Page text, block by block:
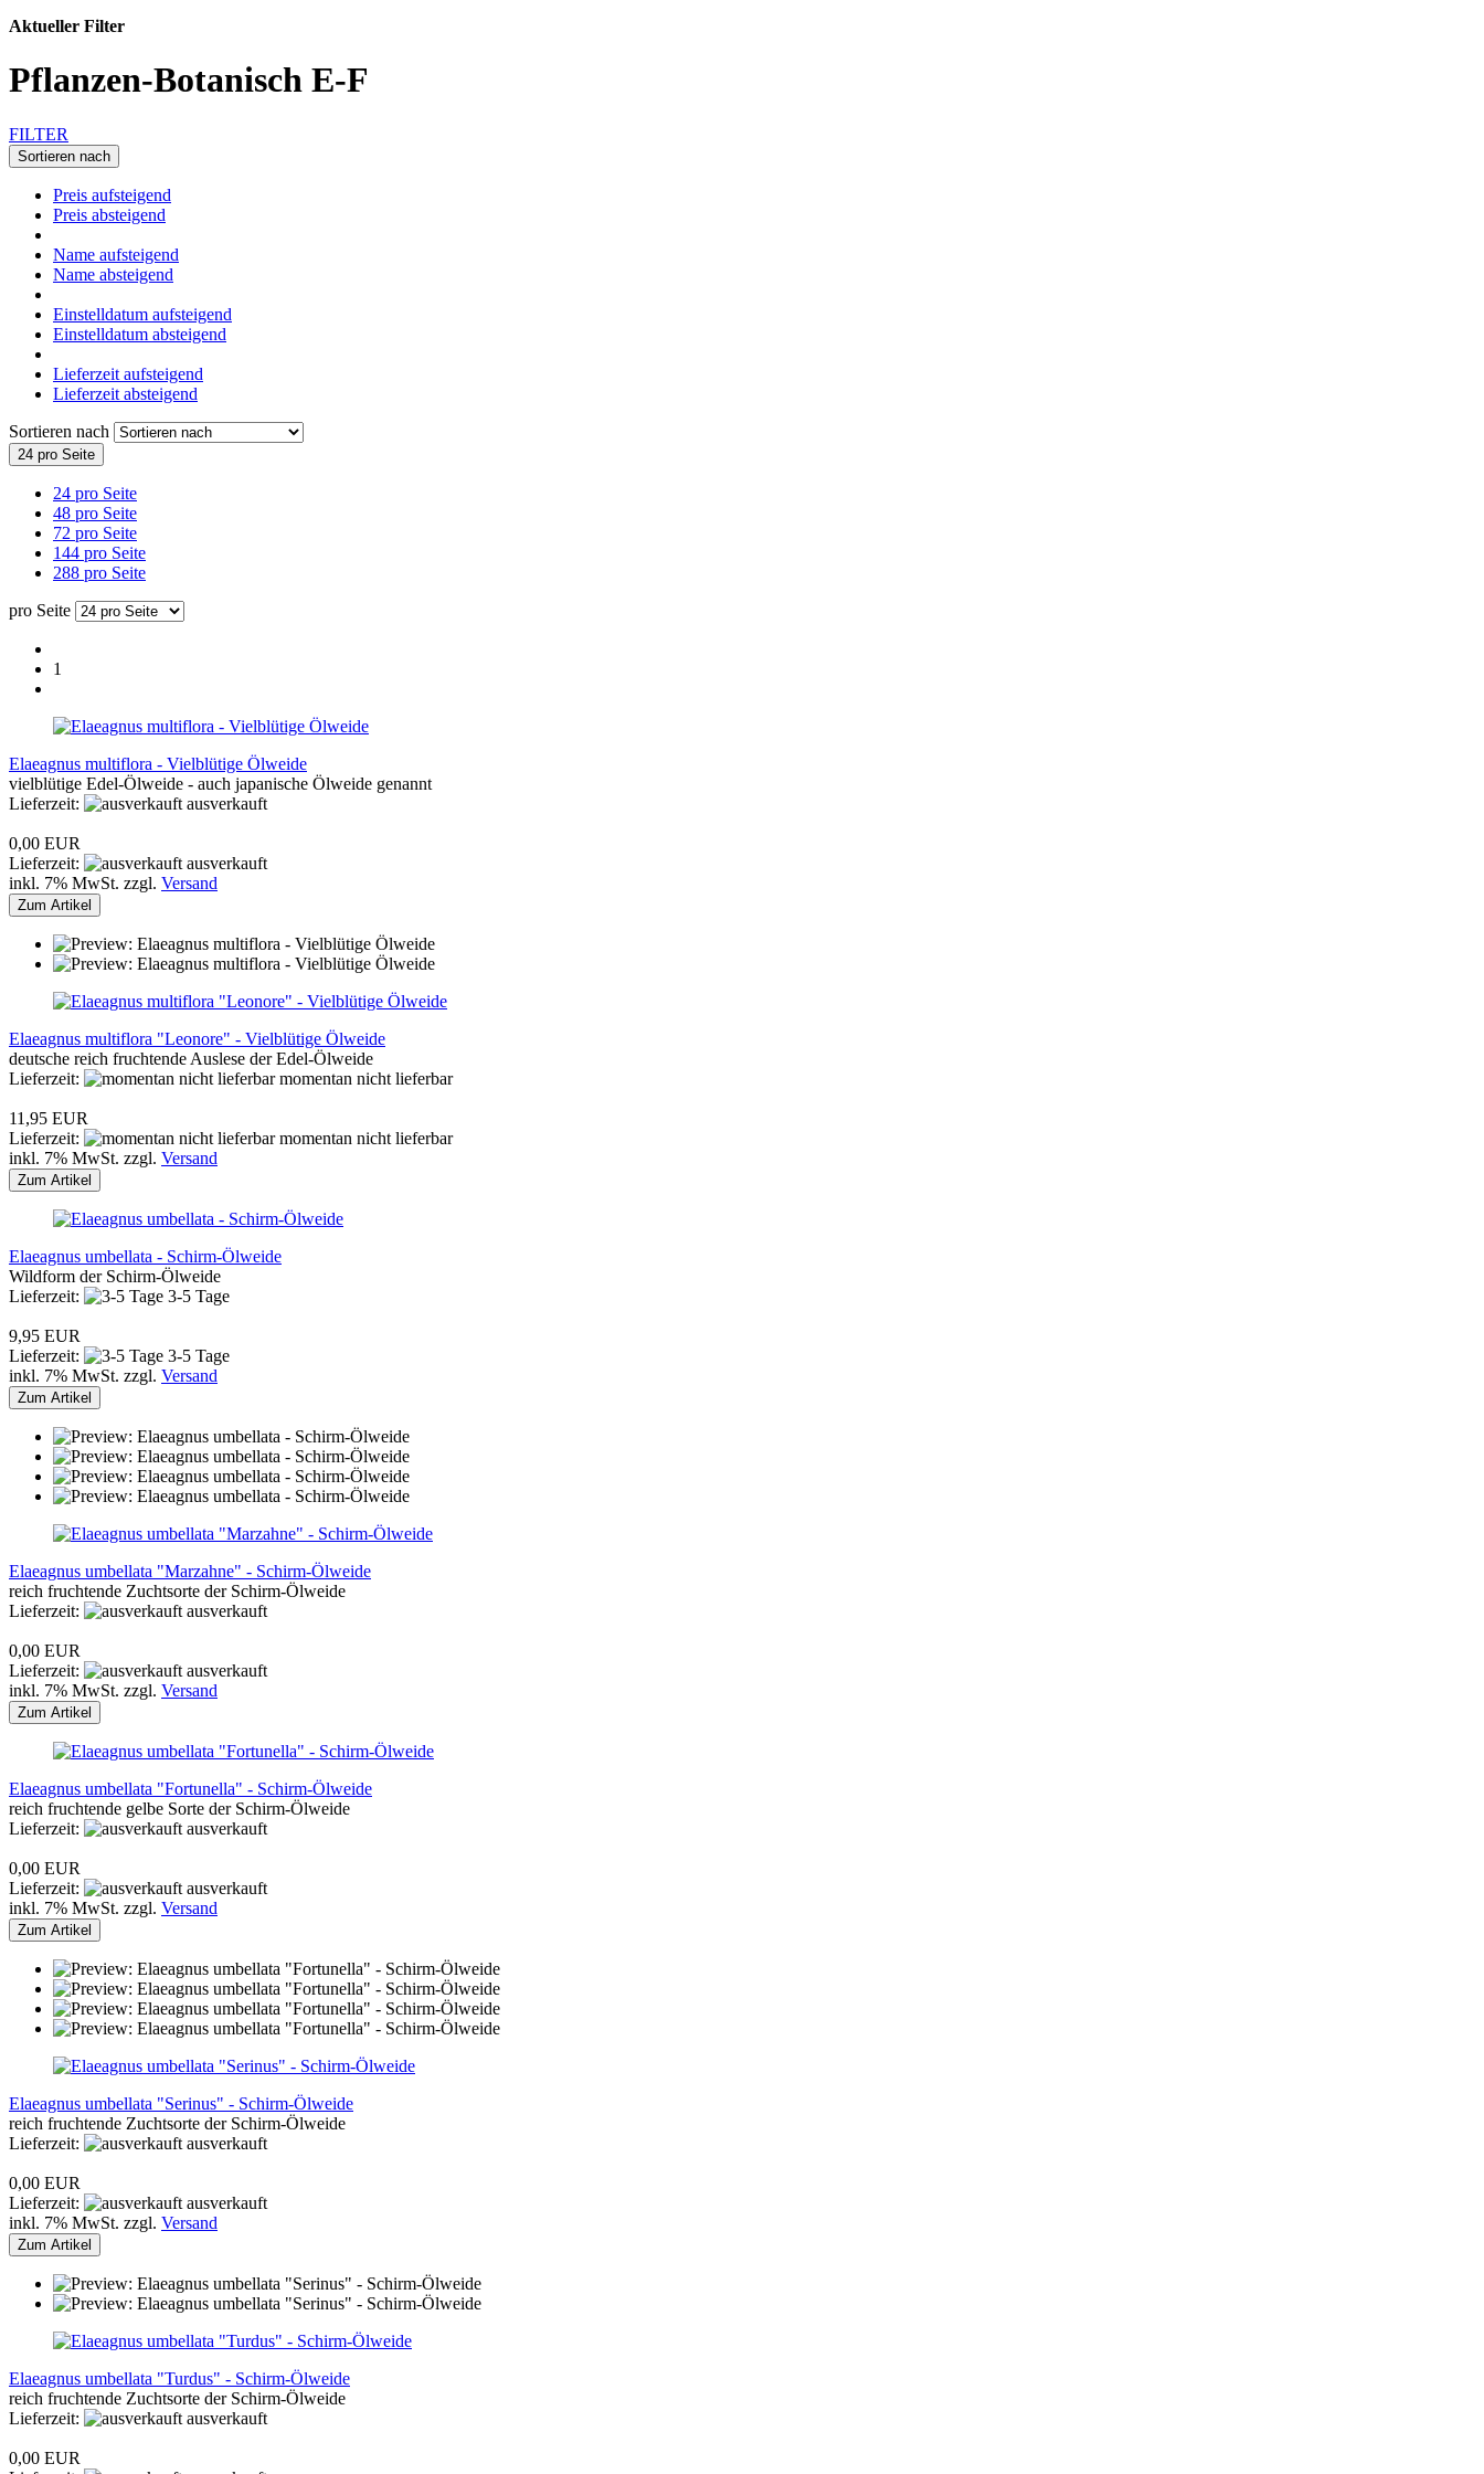
Aktueller Filter
Pflanzen-Botanisch E-F
FILTER
Sortieren nach
Preis aufsteigend
Preis absteigend
Name aufsteigend
Name absteigend
Einstelldatum aufsteigend
Einstelldatum absteigend
Lieferzeit aufsteigend
Lieferzeit absteigend
Sortieren nach
24 pro Seite
24 pro Seite
48 pro Seite
72 pro Seite
144 pro Seite
288 pro Seite
pro Seite
1
Elaeagnus multiflora - Vielblütige Ölweide
vielblütige Edel-Ölweide - auch japanische Ölweide genannt
Lieferzeit:
ausverkauft
0,00 EUR
Lieferzeit:
ausverkauft
inkl. 7% MwSt. zzgl. Versand
Zum Artikel
Elaeagnus multiflora "Leonore" - Vielblütige Ölweide
deutsche reich fruchtende Auslese der Edel-Ölweide
Lieferzeit:
momentan nicht lieferbar
11,95 EUR
Lieferzeit:
momentan nicht lieferbar
inkl. 7% MwSt. zzgl. Versand
Zum Artikel
Elaeagnus umbellata - Schirm-Ölweide
Wildform der Schirm-Ölweide
Lieferzeit:
3-5 Tage
9,95 EUR
Lieferzeit:
3-5 Tage
inkl. 7% MwSt. zzgl. Versand
Zum Artikel
Elaeagnus umbellata "Marzahne" - Schirm-Ölweide
reich fruchtende Zuchtsorte der Schirm-Ölweide
Lieferzeit:
ausverkauft
0,00 EUR
Lieferzeit:
ausverkauft
inkl. 7% MwSt. zzgl. Versand
Zum Artikel
Elaeagnus umbellata "Fortunella" - Schirm-Ölweide
reich fruchtende gelbe Sorte der Schirm-Ölweide
Lieferzeit:
ausverkauft
0,00 EUR
Lieferzeit:
ausverkauft
inkl. 7% MwSt. zzgl. Versand
Zum Artikel
Elaeagnus umbellata "Serinus" - Schirm-Ölweide
reich fruchtende Zuchtsorte der Schirm-Ölweide
Lieferzeit:
ausverkauft
0,00 EUR
Lieferzeit:
ausverkauft
inkl. 7% MwSt. zzgl. Versand
Zum Artikel
Elaeagnus umbellata "Turdus" - Schirm-Ölweide
reich fruchtende Zuchtsorte der Schirm-Ölweide
Lieferzeit:
ausverkauft
0,00 EUR